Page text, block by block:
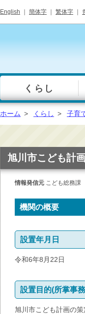
English 簡体字 繁体字
一覧
くらし
総合窓口
手続き・届出（戸籍・
ごみ・リサイクル・環
境保全
消防・救急
防災・安全
学ぶ・文化・スポーツ
ホーム > くらし > 子育
旭川市こども計
情報発信元 こども総務課
機関の概要
設置年月日
令和6年8月22日
設置目的(所掌事
旭川市こども計画の